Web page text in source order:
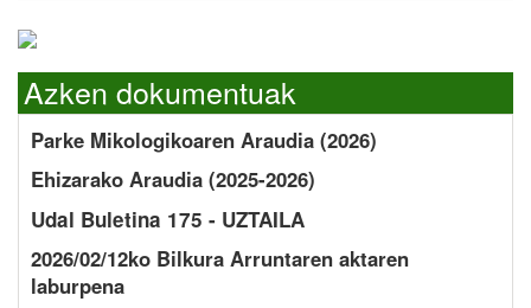
Azken dokumentuak
Parke Mikologikoaren Araudia (2026)
Ehizarako Araudia (2025-2026)
Udal Buletina 175 - UZTAILA
2026/02/12ko Bilkura Arruntaren aktaren
laburpena